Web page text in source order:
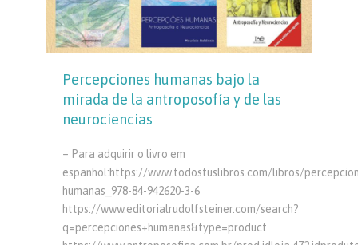
Percepciones humanas bajo la
mirada de la antroposofía y de las
neurociencias
– Para adquirir o livro em
espanhol:https://www.todostuslibros.com/libros/
humanas_978-84-942620-3-6
https://www.editorialrudolfsteiner.com/search?
q=percepciones+humanas&type=product